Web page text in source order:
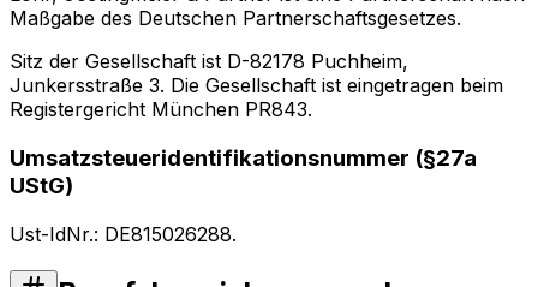
Maßgabe des Deutschen Partnerschaftsgesetzes.
Sitz der Gesellschaft ist D-82178 Puchheim,
Junkersstraße 3. Die Gesellschaft ist eingetragen beim
Registergericht München PR843.
Umsatzsteueridentifikationsnummer (§27a
UStG)
Ust-IdNr.: DE815026288.